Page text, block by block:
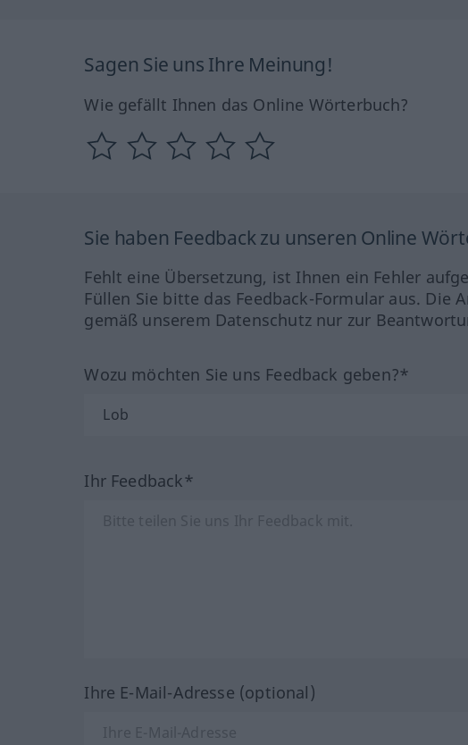
Sagen Sie uns Ihre Meinung!
Wie gefällt Ihnen das Online Wörterbuch?
Sie haben Feedback zu unseren Online
Fehlt eine Übersetzung, ist Ihnen ein Fehler
Füllen Sie bitte das Feedback-Formular aus.
gemäß unserem Datenschutz nur zur
Wozu möchten Sie uns Feedback geben?*
Ihr Feedback*
Ihre E-Mail-Adresse (optional)